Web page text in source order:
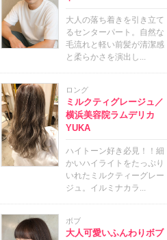
大人の落ち着きを引き立て
るセンターパート。自然な
毛流れと軽い前髪が清潔感
と柔らかさを演出し...
ロング
ミルクティグレージュ／
横浜美容院ラムデリカ
YUKA
ハイトーン好き必見！！細
かいハイライトをたっぷり
いれたミルクティーグレー
ジュ。イルミナカラ...
ボブ
大人可愛いふんわりボブ